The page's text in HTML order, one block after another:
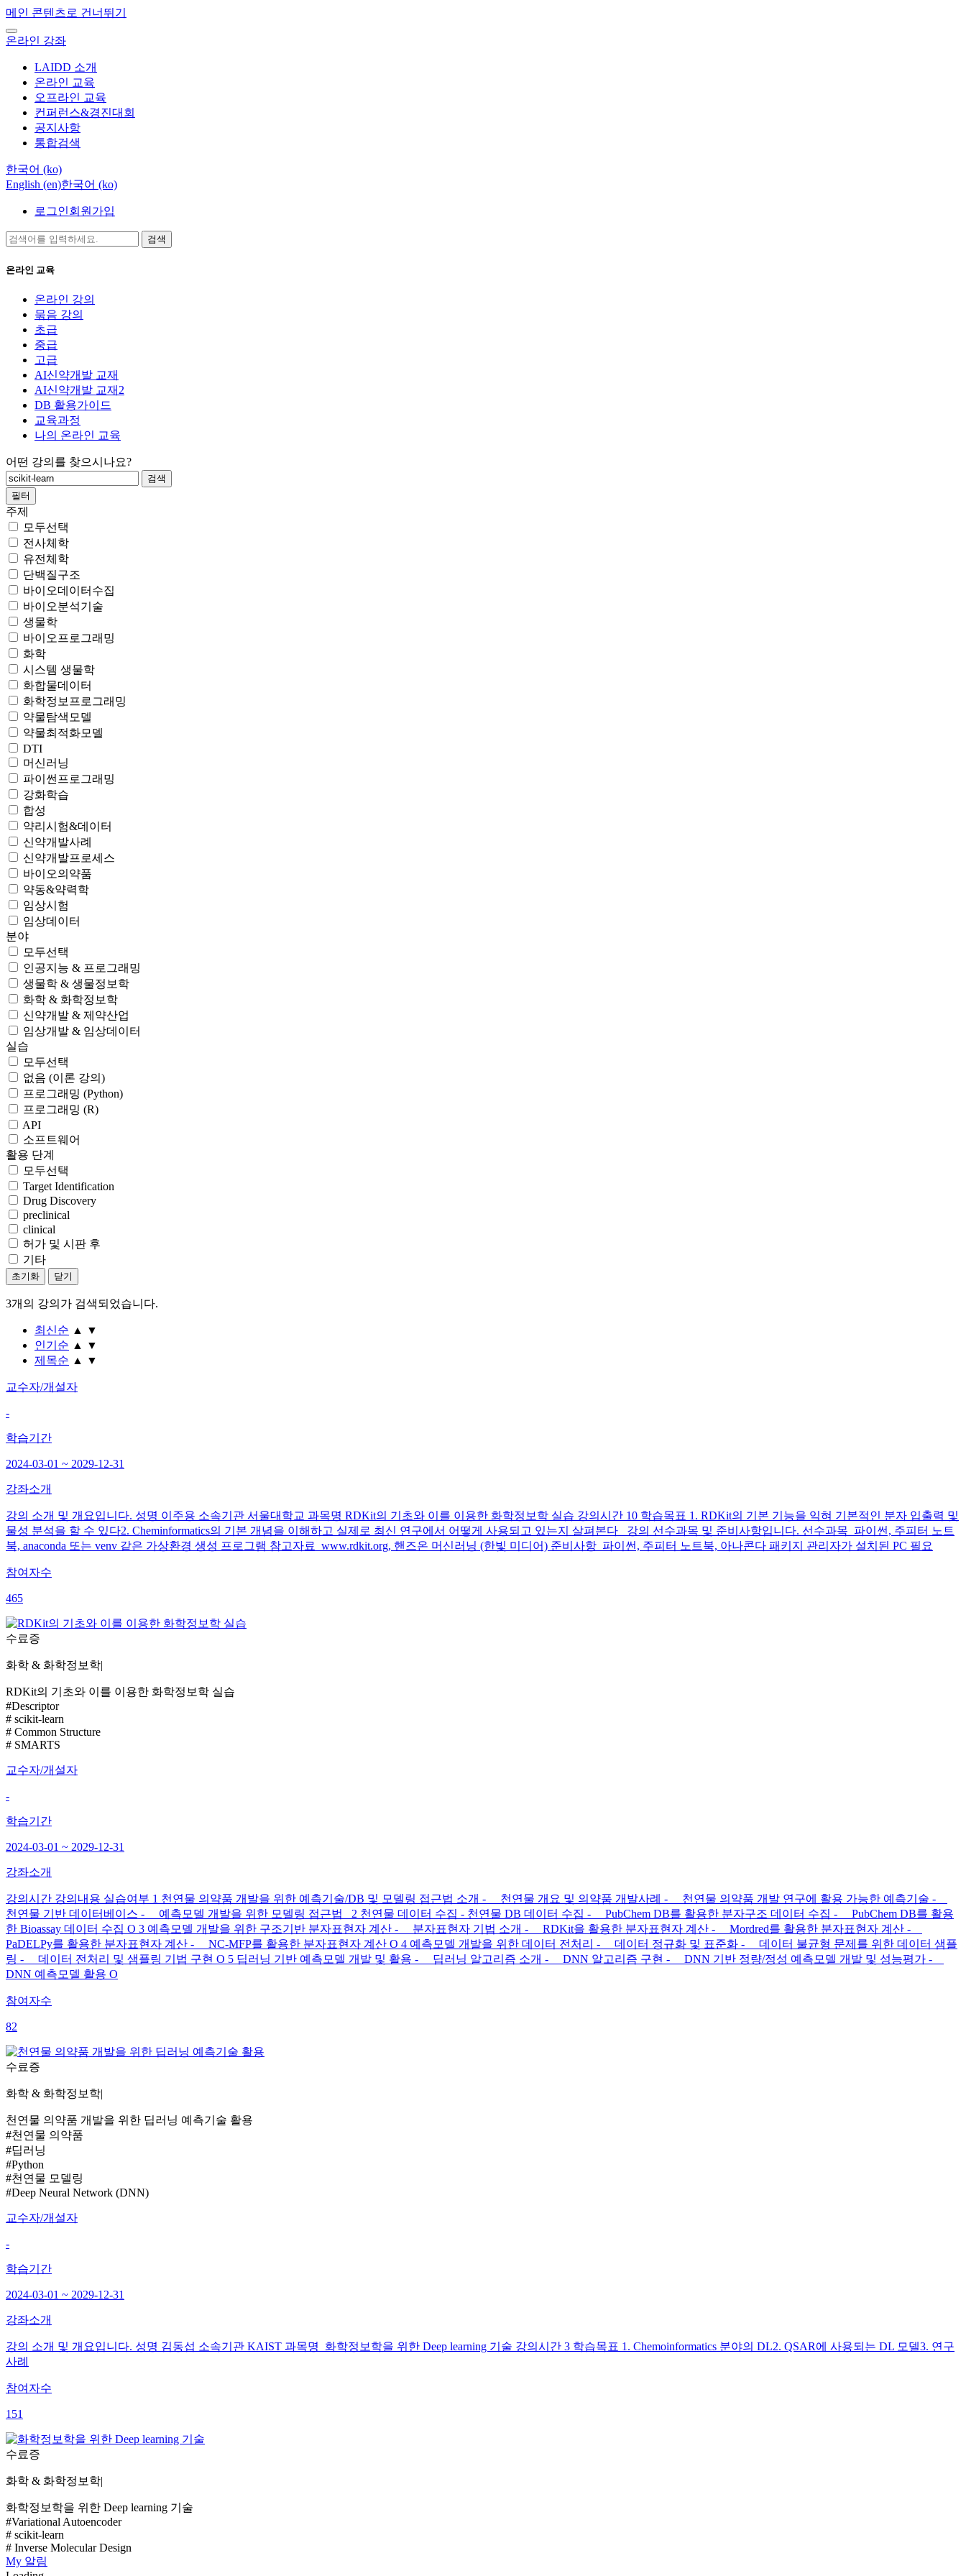
메인 콘텐츠로 건너뛰기
온라인 강좌
LAIDD 소개
온라인 교육
오프라인 교육
컨퍼런스&경진대회
공지사항
통합검색
한국어 ‎(ko)‎
English ‎(en)‎한국어 ‎(ko)‎
로그인회원가입
검색
온라인 교육
온라인 강의
묶음 강의
초급
중급
고급
AI신약개발 교재
AI신약개발 교재2
DB 활용가이드
교육과정
나의 온라인 교육
어떤 강의를 찾으시나요?
필터
주제
모두선택
전사체학
유전체학
단백질구조
바이오데이터수집
바이오분석기술
생물학
바이오프로그래밍
화학
시스템 생물학
화합물데이터
화학정보프로그래밍
약물탐색모델
약물최적화모델
DTI
머신러닝
파이썬프로그래밍
강화학습
합성
약리시험&데이터
신약개발사례
신약개발프로세스
바이오의약품
약동&약력학
임상시험
임상데이터
분야
모두선택
인공지능 & 프로그래밍
생물학 & 생물정보학
화학 & 화학정보학
신약개발 & 제약산업
임상개발 & 임상데이터
실습
모두선택
없음 (이론 강의)
프로그래밍 (Python)
프로그래밍 (R)
API
소프트웨어
활용 단계
모두선택
Target Identification
Drug Discovery
preclinical
clinical
허가 및 시판 후
기타
초기화 닫기
3개 의 강의가 검색되었습니다.
최신순 ▲
▼
인기순 ▲
▼
제목순 ▲ ▼
교수자/개설자
-
학습기간
2024-03-01 ~ 2029-12-31
강좌소개
강의 소개 및 개요입니다. 성명 이주용 소속기관 서울대학교 과목명 RDKit의 기초와 이를 이용한 화학정보학 실습 강의시간 10 학습목표 1. RDKit의 기본 기능을 익혀 기본적인 분자 입출력 및
물성 분석을 할 수 있다2. Cheminformatics의 기본 개념을 이해하고 실제로 최신 연구에서 어떻게 사용되고 있는지 살펴본다 강의 선수과목 및 준비사항입니다. 선수과목 파이썬, 주피터 노트
북, anaconda 또는 venv 같은 가상환경 생성 프로그램 참고자료 www.rdkit.org, 핸즈온 머신러닝 (한빛 미디어) 준비사항 파이썬, 주피터 노트북, 아나콘다 패키지 관리자가 설치된 PC 필요
참여자수
465
수료증
화학 & 화학정보학|
RDKit의 기초와 이를 이용한 화학정보학 실습
#Descriptor
# scikit-learn
# Common Structure
# SMARTS
교수자/개설자
-
학습기간
2024-03-01 ~ 2029-12-31
강좌소개
강의시간 강의내용 실습여부 1 천연물 의약품 개발을 위한 예측기술/DB 및 모델링 접근법 소개 - 천연물 개요 및 의약품 개발사례 - 천연물 의약품 개발 연구에 활용 가능한 예측기술 -
천연물 기반 데이터베이스 - 예측모델 개발을 위한 모델링 접근법 2 천연물 데이터 수집 - 천연물 DB 데이터 수집 - PubChem DB를 활용한 분자구조 데이터 수집 - PubChem DB를 활용
한 Bioassay 데이터 수집 O 3 예측모델 개발을 위한 구조기반 분자표현자 계산 - 분자표현자 기법 소개 - RDKit을 활용한 분자표현자 계산 - Mordred를 활용한 분자표현자 계산 -
PaDELPy를 활용한 분자표현자 계산 - NC-MFP를 활용한 분자표현자 계산 O 4 예측모델 개발을 위한 데이터 전처리 - 데이터 정규화 및 표준화 - 데이터 불균형 문제를 위한 데이터 샘플
링 - 데이터 전처리 및 샘플링 기법 구현 O 5 딥러닝 기반 예측모델 개발 및 활용 - 딥러닝 알고리즘 소개 - DNN 알고리즘 구현 - DNN 기반 정량/정성 예측모델 개발 및 성능평가 -
DNN 예측모델 활용 O
참여자수
82
수료증
화학 & 화학정보학|
천연물 의약품 개발을 위한 딥러닝 예측기술 활용
#천연물 의약품
#딥러닝
#Python
#천연물 모델링
#Deep Neural Network (DNN)
교수자/개설자
-
학습기간
2024-03-01 ~ 2029-12-31
강좌소개
강의 소개 및 개요입니다. 성명 김동섭 소속기관 KAIST 과목명 화학정보학을 위한 Deep learning 기술 강의시간 3 학습목표 1. Chemoinformatics 분야의 DL2. QSAR에 사용되는 DL 모델3. 연구
사례
참여자수
151
수료증
화학 & 화학정보학|
화학정보학을 위한 Deep learning 기술
#Variational Autoencoder
# scikit-learn
# Inverse Molecular Design
My 알림